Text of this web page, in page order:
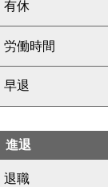
有休
労働時間
早退
進退
退職